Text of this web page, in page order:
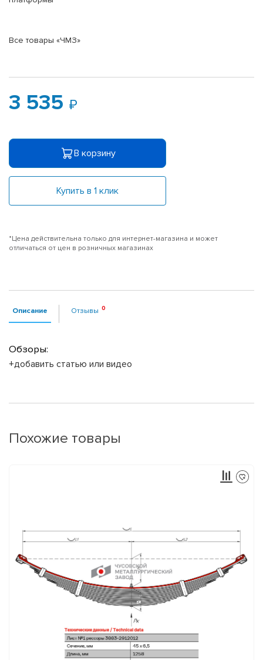
Все товары «ЧМЗ»
3 535
В корзину
Купить в 1 клик
*Цена действительна только для интернет-магазина и может
отличаться от цен в розничных магазинах
Описание Отзывы
Обзоры:
+добавить статью или видео
Похожие товары